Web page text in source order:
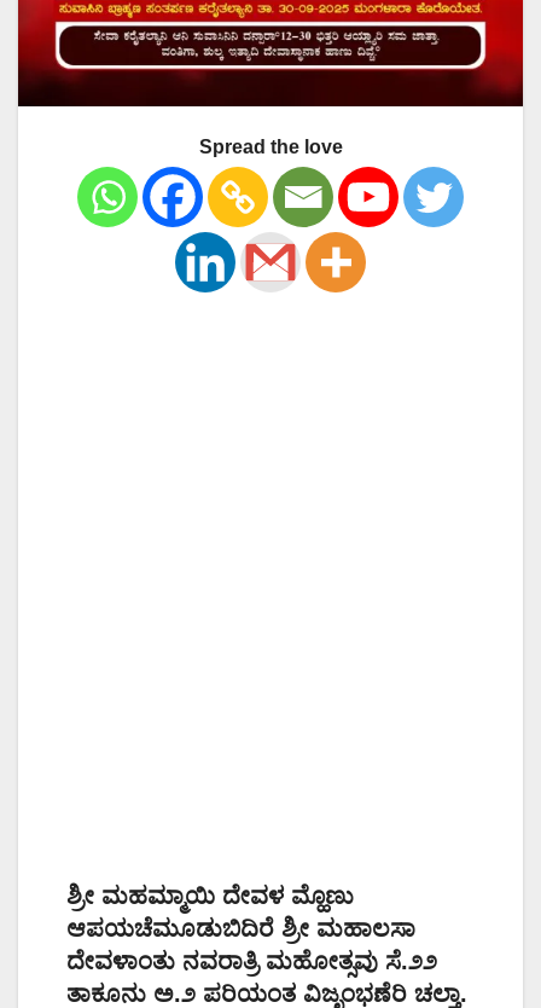
Spread the love
ಶ್ರೀ ಮಹಮ್ಮಾಯಿ ದೇವಳ ಮ್ಹೊಣು
ಆಪಯಚೆಮೂಡುಬಿದಿರೆ ಶ್ರೀ ಮಹಾಲಸಾ
ದೇವಳಾಂತು ನವರಾತ್ರಿ ಮಹೋತ್ಸವು ಸೆ.೨೨
ತಾಕೂನು ಅ.೨ ಪರಿಯಂತ ವಿಜೃಂಭಣೆರಿ ಚಲ್ತಾ.